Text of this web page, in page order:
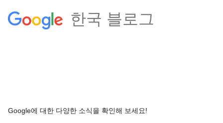
한국 블로그
Google에 대한 다양한 소식을 확인해 보세요!